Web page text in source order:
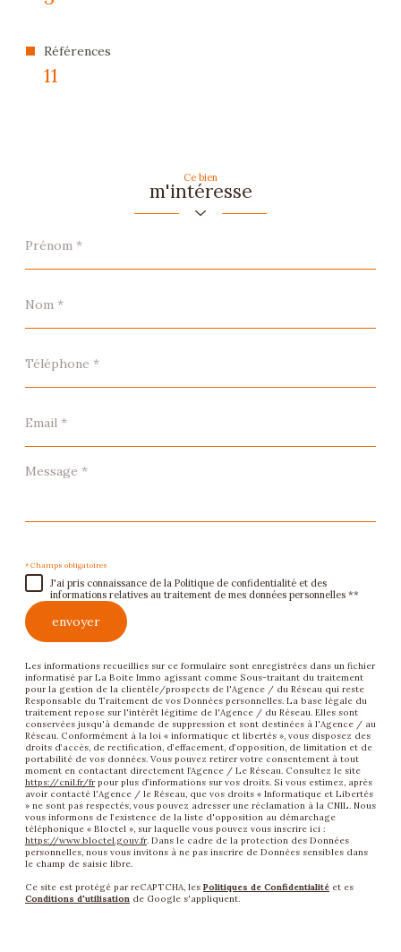
Références
11
Ce bien
m'intéresse
*
*
*
*
Message
* Champs obligatoires
J'ai pris connaissance de la Politique de confidentialité et des
informations relatives au traitement de mes données personnelles **
envoyer
Les informations recueillies sur ce formulaire sont enregistrées dans un fichier
informatisé par La Boite Immo agissant comme Sous-traitant du traitement
pour la gestion de la clientèle/prospects de l'Agence / du Réseau qui reste
Responsable du Traitement de vos Données personnelles. La base légale du
traitement repose sur l'intérêt légitime de l'Agence / du Réseau. Elles sont
conservées jusqu'à demande de suppression et sont destinées à l'Agence / au
Réseau. Conformément à la loi « informatique et libertés », vous disposez des
droits d’accès, de rectification, d’effacement, d’opposition, de limitation et de
portabilité de vos données. Vous pouvez retirer votre consentement à tout
moment en contactant directement l’Agence / Le Réseau. Consultez le site
https://cnil.fr/frpour plus d’informations sur vos droits. Si vous estimez, après
avoir contacté l'Agence / le Réseau, que vos droits « Informatique et Libertés
» ne sont pas respectés, vous pouvez adresser une réclamation à la CNIL. Nous
vous informons de l’existence de la liste d'opposition au démarchage
téléphonique « Bloctel », sur laquelle vous pouvez vous inscrire ici :
https://www.bloctel.gouv.fr. Dans le cadre de la protection des Données
personnelles, nous vous invitons à ne pas inscrire de Données sensibles dans
le champ de saisie libre.
Ce site est protégé par reCAPTCHA, les Politiques de Confidentialité et es
Conditions d'utilisation de Google s'appliquent.